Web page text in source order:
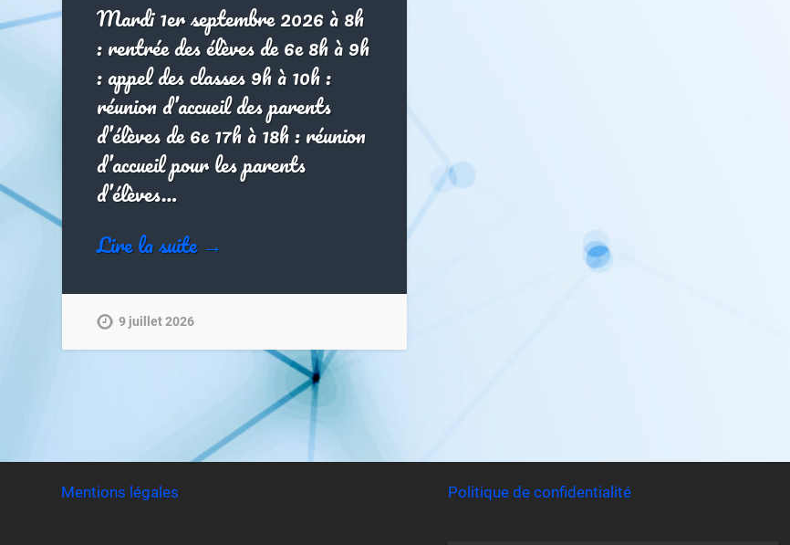
Mardi 1er septembre 2026 à 8h
: rentrée des élèves de 6e 8h à 9h
: appel des classes 9h à 10h :
réunion d’accueil des parents
d’élèves de 6e 17h à 18h : réunion
d’accueil pour les parents
d’élèves…
Lire la suite →
9 juillet 2026
Mentions légales Politique de confidentialité